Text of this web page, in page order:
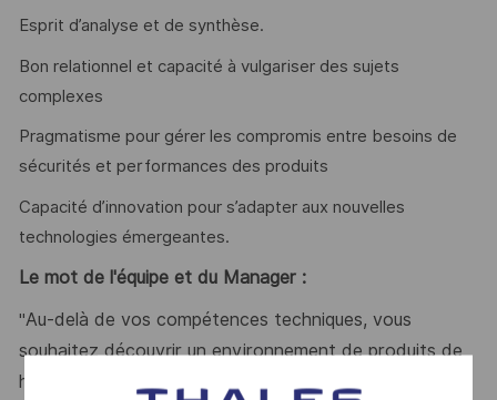
Esprit d’analyse et de synthèse.
Bon relationnel et capacité à vulgariser des sujets
complexes
Pragmatisme pour gérer les compromis entre besoins de
sécurités et performances des produits
Capacité d’innovation pour s’adapter aux nouvelles
technologies émergeantes.
Le mot de l'équipe et du Manager :
"Au-delà de vos compétences techniques, vous
souhaitez découvrir un environnement de produits de
haute technologie à forts enjeux, et faire face à des